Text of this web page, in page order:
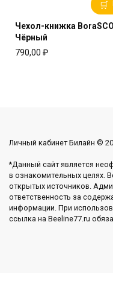
Чехол-книжка
Чёрный
790,00 ₽
Личный кабинет Билайн ©
*Данный сайт является
в ознакомительных целях.
открытых источников.
ответственность за
информации. При
ссылка на Beeline77.ru